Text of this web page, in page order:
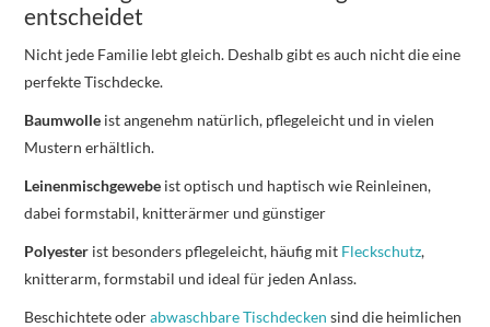
entscheidet
Nicht jede Familie lebt gleich. Deshalb gibt es auch nicht die eine
perfekte Tischdecke.
Baumwolle ist angenehm natürlich, pflegeleicht und in vielen
Mustern erhältlich.
Leinenmischgewebe ist optisch und haptisch wie Reinleinen,
dabei formstabil, knitterärmer und günstiger
Polyester ist besonders pflegeleicht, häufig mit Fleckschutz,
knitterarm, formstabil und ideal für jeden Anlass.
Beschichtete oderabwaschbare Tischdecken sind die heimlichen